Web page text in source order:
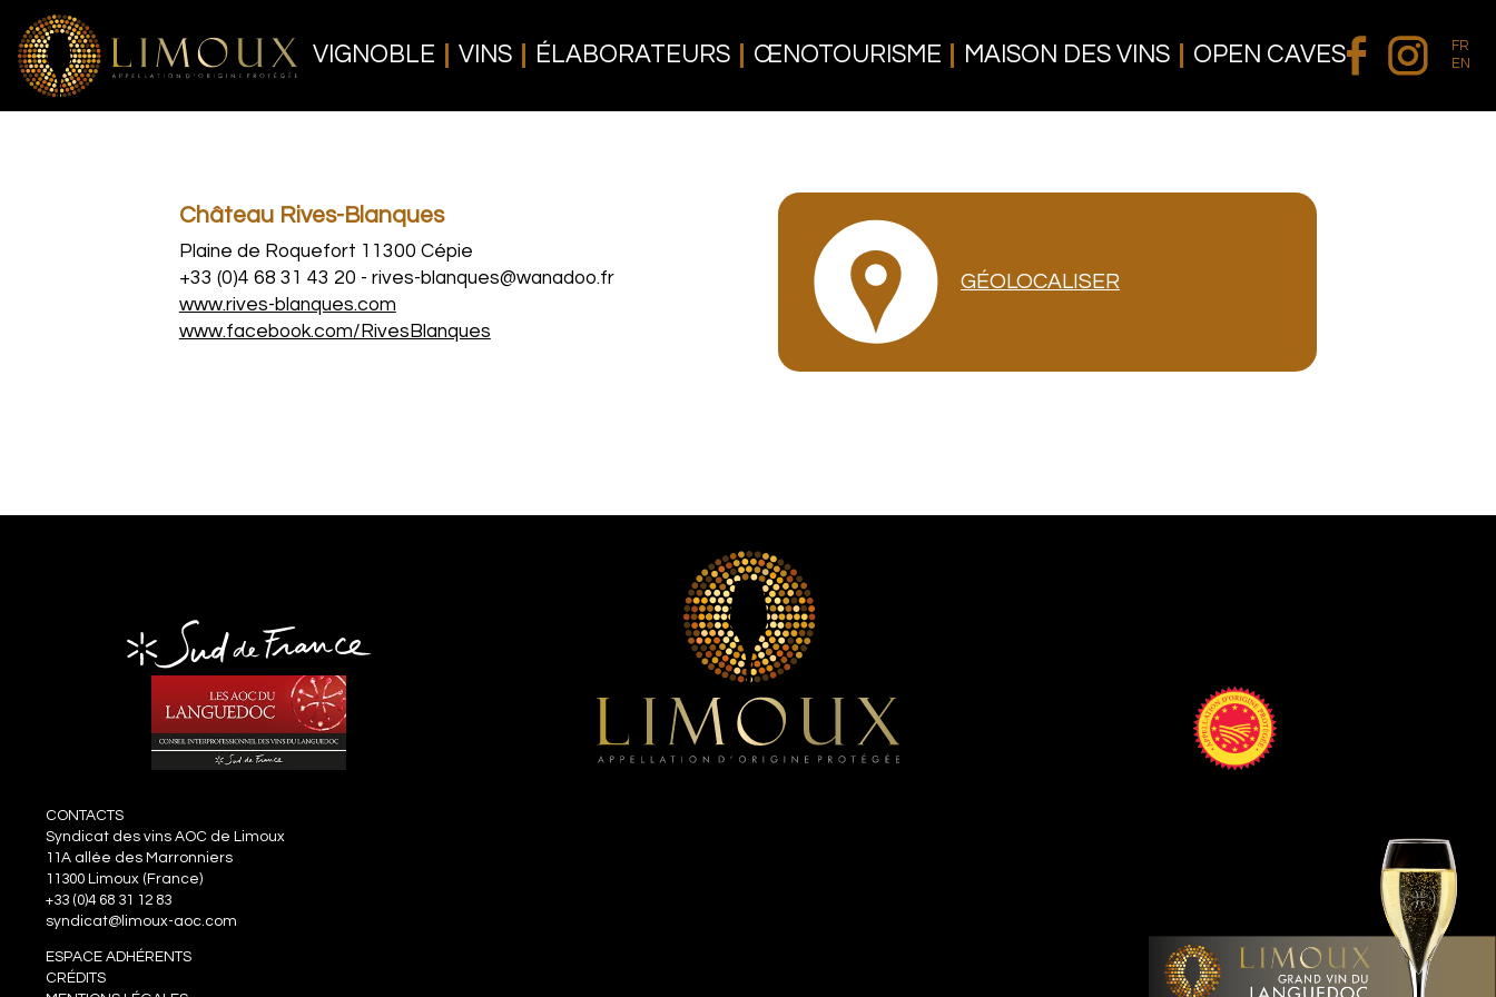
VIGNOBLE VINS ÉLABORATEURS ŒNOTOURISME MAISON DES VINS OPEN CAVES EN
FR
Château Rives-Blanques
Plaine de Roquefort 11300 Cépie
+33 (0)4 68 31 43 20 - rives-blanques@wanadoo.fr
www.rives-blanques.com
www.facebook.com/RivesBlanques
GÉOLOCALISER
CONTACTS
Syndicat des vins AOC de Limoux
11A allée des Marronniers
11300 Limoux (France)
+33 (0)4 68 31 12 83
syndicat@limoux-aoc.com
ESPACE ADHÉRENTS
CRÉDITS